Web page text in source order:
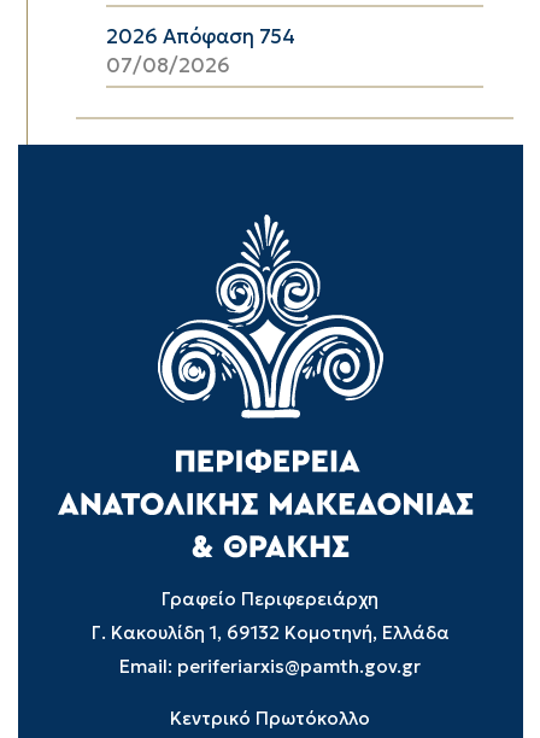
2026 Απόφαση 754
07/08/2026
Γραφείο Περιφερειάρχη
Γ. Κακουλίδη 1, 69132 Κομοτηνή, Ελλάδα
Email: periferiarxis@pamth.gov.gr
Κεντρικό Πρωτόκολλο